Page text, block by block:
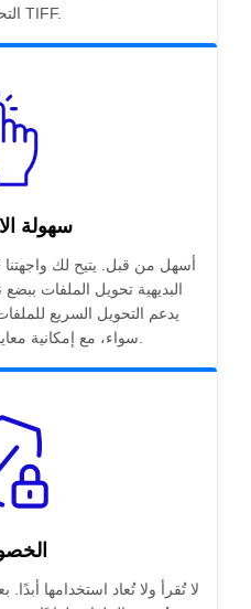
التحويل إلى TIFF.
سهولة
البديهية تحويل الملفات
يدعم التحويل السريع
سواء، مع إمكانية معاينة النتائج قبل التحميل.